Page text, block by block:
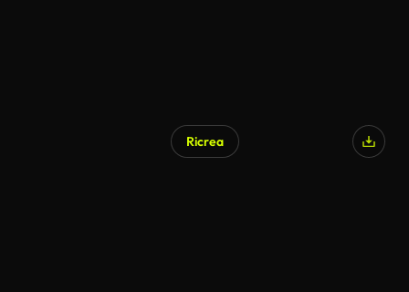
Ricrea